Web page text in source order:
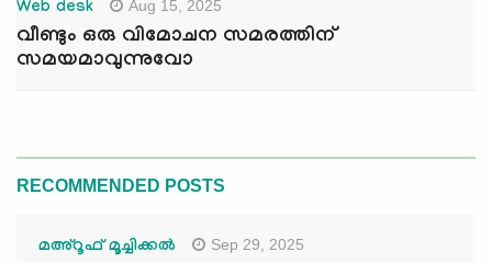
Web desk Aug 15, 2025
വീണ്ടും ഒരു വിമോചന സമരത്തിന്
സമയമാവുന്നുവോ
RECOMMENDED POSTS
മഅ്റൂഫ് മൂച്ചിക്കല്‍ Sep 29, 2025